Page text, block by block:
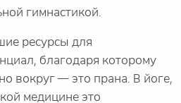
гимнастикой.
ресурсы для
благодаря которому
вокруг — это прана. В йоге,
медицине это